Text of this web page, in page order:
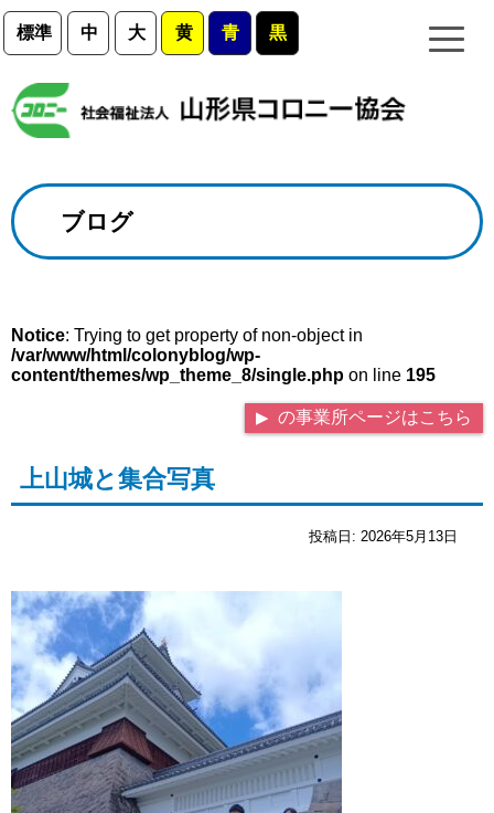
標準 中 大 黄 青 黒
ブログ
Notice: Trying to get property of non-object in
/var/www/html/colonyblog/wp-
content/themes/wp_theme_8/single.php on line 195
の事業所ページはこちら
上山城と集合写真
投稿日: 2026年5月13日